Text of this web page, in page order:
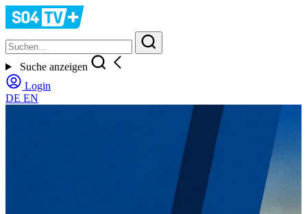
Suche anzeigen
Login
DE EN